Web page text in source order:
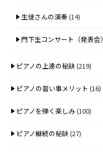
生徒さんの演奏(14)
門下生コンサート（発表会）
ピアノの上達の秘訣 (219)
ピアノの習い事メリット (16)
ピアノを弾く楽しみ(100)
ピアノ継続の秘訣 (27)